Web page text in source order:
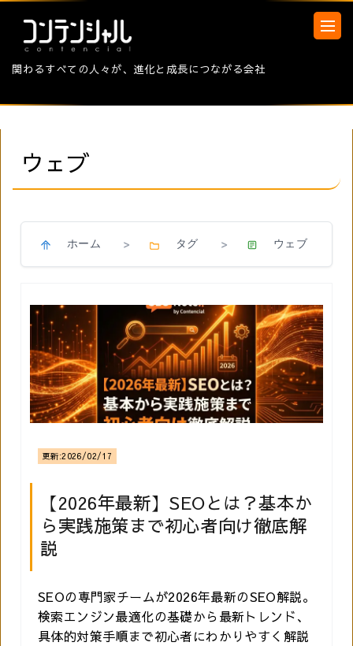
関わるすべての人々が、進化と成長につながる会社
ウェブ
ホーム > タグ > ウェブ
【2026年最新】SEOとは？基本か
ら実践施策まで初心者向け徹底解
説
更新:2026/02/17
SEOの専門家チームが2026年最新のSEO解説。
検索エンジン最適化の基礎から最新トレンド、
具体的対策手順まで初心者にわかりやすく解説